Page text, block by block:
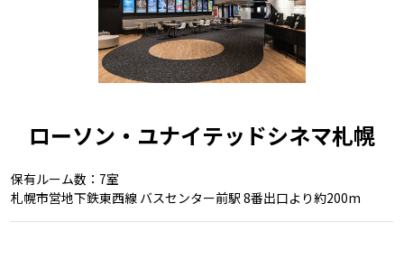
ローソン・ユナイテッドシネマ札幌
保有ルーム数：7室
札幌市営地下鉄東西線 バスセンター前駅 8番出口より約200m